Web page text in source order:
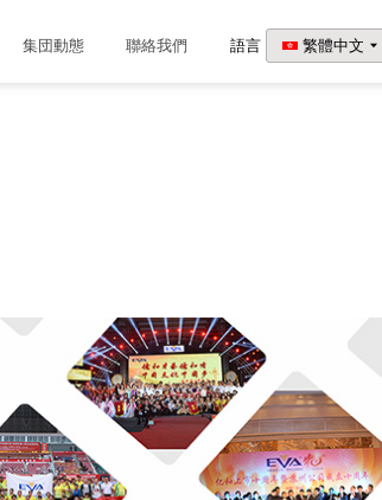
集団動態 聯絡我們 語言 繁體中文